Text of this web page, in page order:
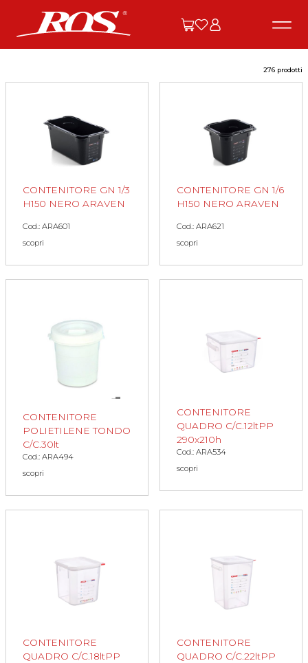
276 prodotti
CONTENITORE GN 1/3
H150 NERO ARAVEN
Cod.: ARA601
scopri
CONTENITORE GN 1/6
H150 NERO ARAVEN
Cod.: ARA621
scopri
CONTENITORE
POLIETILENE TONDO
C/C.30lt
Cod.: ARA494
scopri
CONTENITORE
QUADRO C/C.12ltPP
290x210h
Cod.: ARA534
scopri
CONTENITORE
QUADRO C/C.18ltPP
CONTENITORE
QUADRO C/C.22ltPP